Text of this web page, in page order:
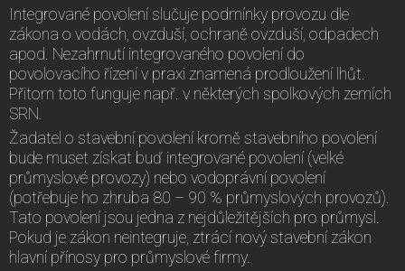
Integrované povolení slučuje podmínky provozu dle
zákona o vodách, ovzduší, ochraně ovzduší, odpadech
apod. Nezahrnutí integrovaného povolení do
povolovacího řízení v praxi znamená prodloužení lhůt.
Přitom toto funguje např. v některých spolkových zemích
SRN.
Žadatel o stavební povolení kromě stavebního povolení
bude muset získat buď integrované povolení (velké
průmyslové provozy) nebo vodoprávní povolení
(potřebuje ho zhruba 80 – 90 % průmyslových provozů).
Tato povolení jsou jedna z nejdůležitějších pro průmysl.
Pokud je zákon neintegruje, ztrácí nový stavební zákon
hlavní přínosy pro průmyslové firmy.